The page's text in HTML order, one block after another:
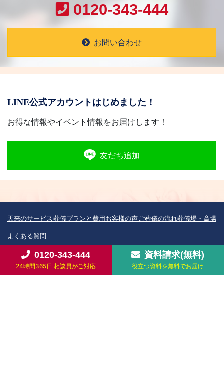
0120-343-444
お問い合わせ
LINE公式アカウントはじめました！
お得な情報やイベント情報をお届けします！
友だち追加
天来のサービス葬儀プランと費用お客様の声 ご葬儀の流れ葬儀場・斎場
よくある質問
お知らせ 供花・供物のご注文 会社案内 お問い合わせ・資料請求
個人情報保護方針
0120-343-444
24時間365日 相談員がご対応
資料請求(無料)
役立つ資料を無料でお届け